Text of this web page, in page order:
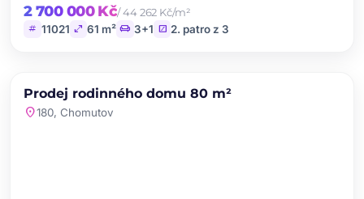
2 700 000 Kč/ 44 262 Kč/m²
tag 11021 open_in_full 61 m² chair 3+1 stairs 2. patro z 3
PRODEJ NOVINKA
Prodej rodinného domu 80 m²
location_on180, Chomutov